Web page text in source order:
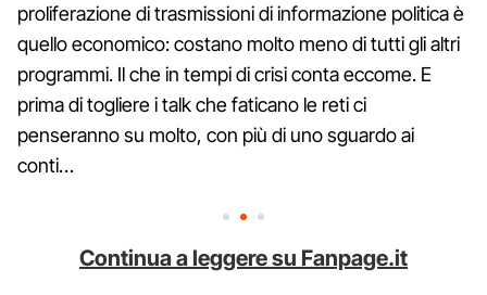
proliferazione di trasmissioni di informazione politica è
quello economico: costano molto meno di tutti gli altri
programmi. Il che in tempi di crisi conta eccome. E
prima di togliere i talk che faticano le reti ci
penseranno su molto, con più di uno sguardo ai
conti…
Continua a leggere su Fanpage.it